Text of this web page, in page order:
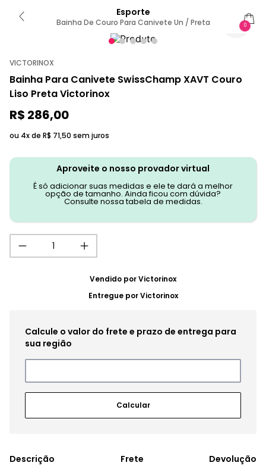
Esporte
Bainha De Couro Para Canivete Un / Preta 0
VICTORINOX
Bainha Para Canivete SwissChamp XAVT Couro
Liso Preta Victorinox
R$ 286,00
ou 4x de R$ 71,50 sem juros
Aproveite o nosso provador virtual
É só adicionar suas medidas e ele te dará a melhor
opção de tamanho. Ainda ficou com dúvida?
Consulte nossa tabela de medidas.
Vendido porVictorinox
Entregue porVictorinox
Frete Devolução